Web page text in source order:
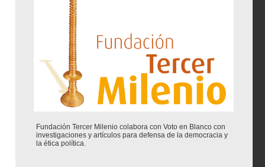
Fundación Tercer Milenio colabora con Voto en Blanco con
investigaciones y artículos para defensa de la democracia y
la ética política.